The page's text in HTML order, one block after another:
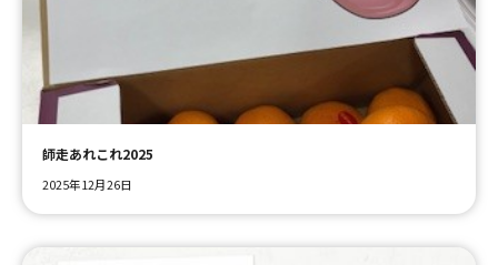
ＹＢＣオンデマンド
師走あれこれ2025
2025年12月26日